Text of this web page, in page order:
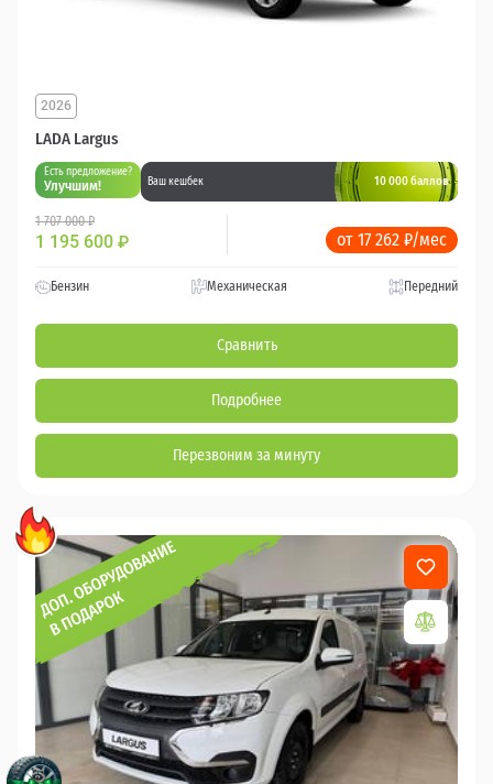
LADA Largus
2026
Есть предложение?
Улучшим! Ваш кешбек 10 000 баллов
1 707 000 ₽
1 195 600 ₽ от 17 262 ₽/мес
Бензин Механическая Передний
Сравнить
Подробнее
Перезвоним за минуту